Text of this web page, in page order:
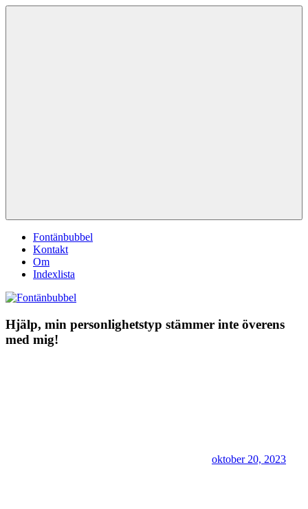
Hoppa
Fontänbubbel
Kontakt
Om
Indexlista
Hjälp, min personlighetstyp stämmer inte överens
med mig!
oktober 20, 2023